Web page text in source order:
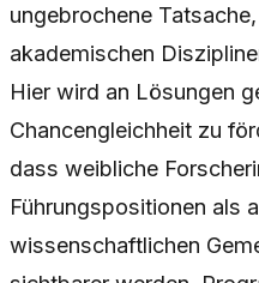
ungebrochene
akademischen
Hier wird an Lösungen
Chancengleichheit zu
dass weibliche
Führungspositionen als
wissenschaftlichen